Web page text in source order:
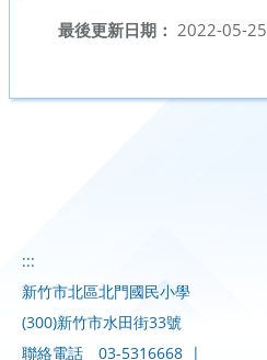
最後更新日期： 2022-05-25
:::
新竹市北區北門國民小學
(300)新竹市水田街33號
聯絡電話
03-5316668 |